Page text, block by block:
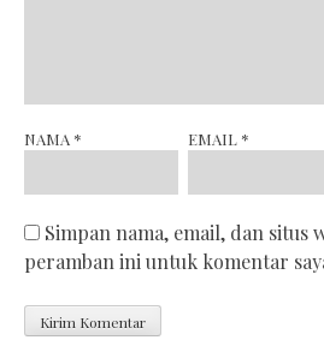
NAMA * EMAIL *
Simpan nama, email, dan situs
peramban ini untuk komentar